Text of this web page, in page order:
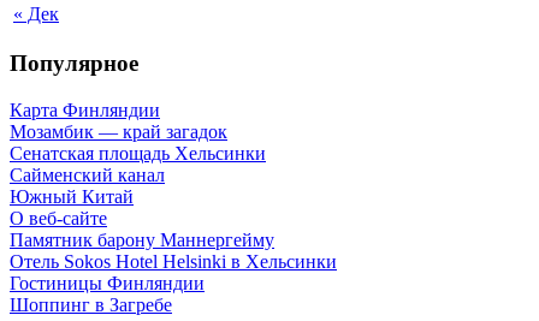
« Дек
Популярное
Карта Финляндии
Мозамбик — край загадок
Сенатская площадь Хельсинки
Сайменский канал
Южный Китай
О веб-сайте
Памятник барону Маннергейму
Отель Sokos Hotel Helsinki в Хельсинки
Гостиницы Финляндии
Шоппинг в Загребе